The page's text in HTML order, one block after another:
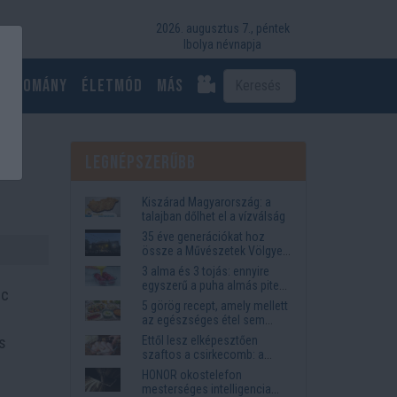
2026. augusztus 7., péntek
Ibolya névnapja
Tudomány Életmód más
Kiszárad Magyarország: a
talajban dőlhet el a vízválság
35 éve generációkat hoz
össze a Művészetek Völgye
– megvan a 2027-es időpont
és a bérletár
3 alma és 3 tojás: ennyire
egyszerű a puha almás pite
titka
5 görög recept, amely mellett
az egészséges étel sem
tűnik lemondásnak
Ettől lesz elképesztően
szaftos a csirkecomb: a
sörös pác a titok
HONOR okostelefon
mesterséges intelligencia